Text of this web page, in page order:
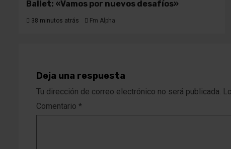
Ballet: «Vamos por nuevos desafíos»
38 minutos atrás Fm Alpha
Deja una respuesta
Tu dirección de correo electrónico no será publicada.
Comentario *